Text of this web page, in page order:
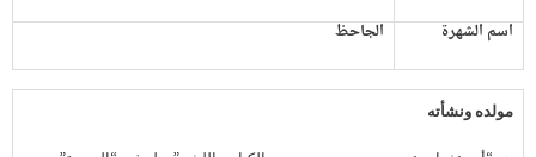
اسم الشهرة
الجاحظ
مولده ونشأته